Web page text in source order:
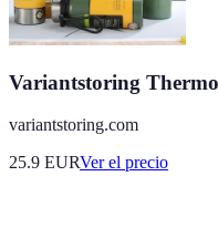
Variantstoring
variantstoring.com
25.9 EURVer el precio